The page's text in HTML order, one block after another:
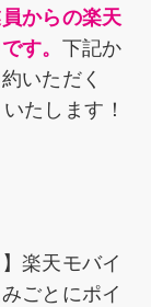
からの楽天
す。 下記か
いただく
たします！
楽天モバイ
ごとにポイ